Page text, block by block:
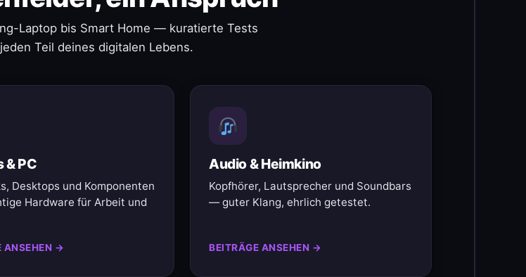
Laptop bis Smart Home — kuratierte Tests
Teil deines digitalen Lebens.
& PC
Desktops und Komponenten
Hardware für Arbeit und
ANSEHEN →
Audio & Heimkino
Kopfhörer, Lautsprecher und Soundbars
— guter Klang, ehrlich getestet.
BEITRÄGE ANSEHEN →